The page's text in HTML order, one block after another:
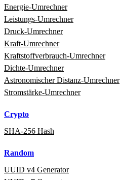
Energie‑Umrechner
Leistungs‑Umrechner
Druck‑Umrechner
Kraft‑Umrechner
Kraftstoffverbrauch‑Umrechner
Dichte‑Umrechner
Astronomischer Distanz‑Umrechner
Stromstärke‑Umrechner
Crypto
SHA-256 Hash
Random
UUID v4 Generator